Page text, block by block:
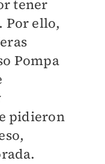
tener
Por ello,
Pompa
pidieron